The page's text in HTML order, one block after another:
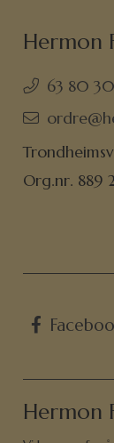
Hermon
63 80
Org.nr. 889
Hermon